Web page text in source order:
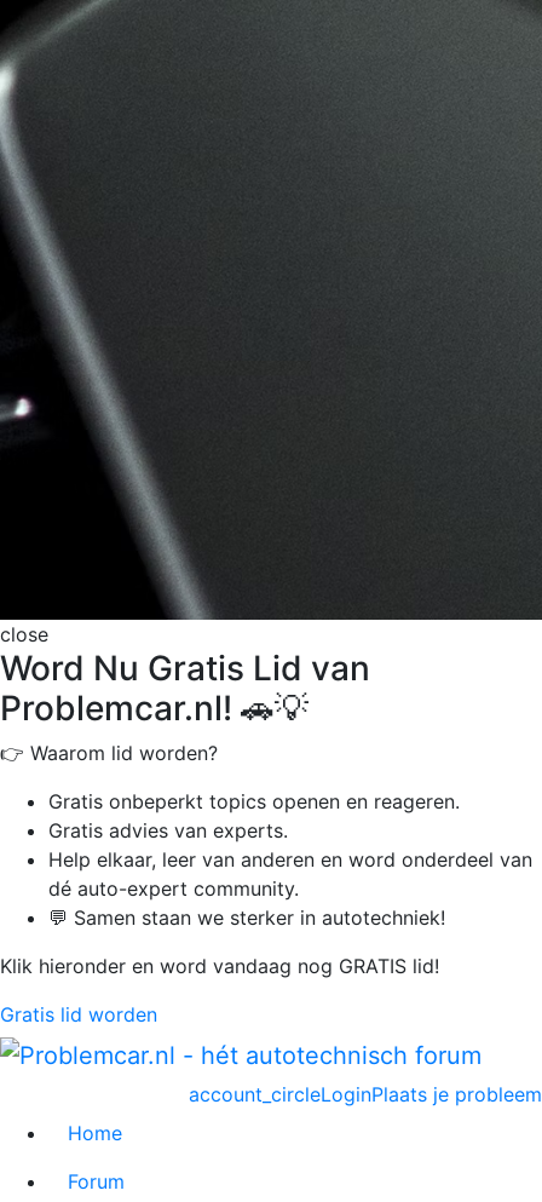
close
Word Nu Gratis Lid van
Problemcar.nl! 🚗💡
👉 Waarom lid worden?
Gratis onbeperkt topics openen en reageren.
Gratis advies van experts.
Help elkaar, leer van anderen en word onderdeel van
dé auto-expert community.
💬 Samen staan we sterker in autotechniek!
Klik hieronder en word vandaag nog GRATIS lid!
Gratis lid worden
Plaats je probleem
account_circleLogin
Home
Forum